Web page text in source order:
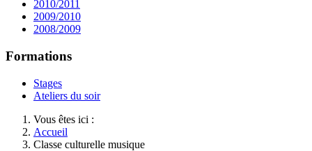
2010/2011
2009/2010
2008/2009
Formations
Stages
Ateliers du soir
Vous êtes ici :
Accueil
Classe culturelle musique